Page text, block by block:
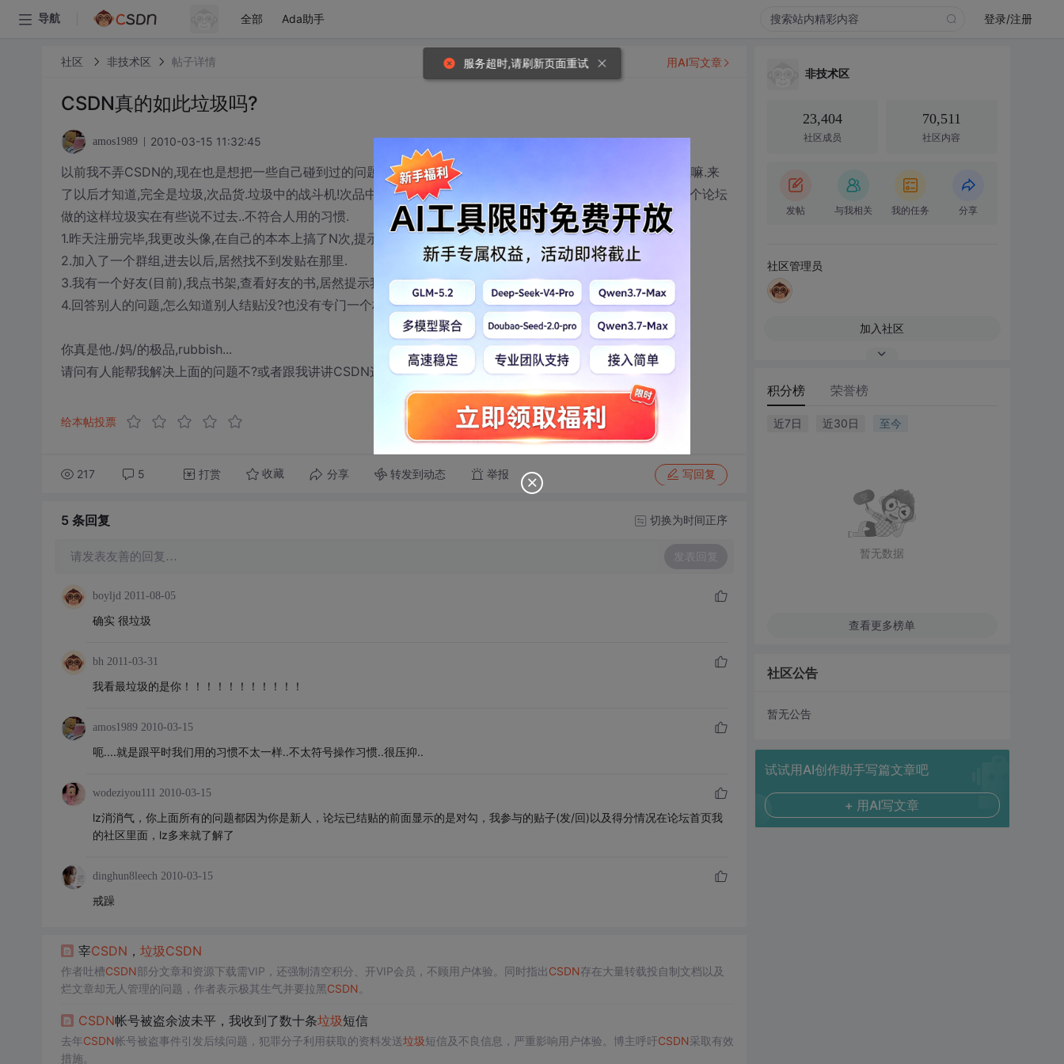
导航 全部 Ada助手 登录/注册
社区 非技术区 帖子详情
CSDN真的如此垃圾吗?
amos1989 2010-03-15 11:32:45
以前我不弄CSDN的,现在也是想把一些自己碰到过的问题都记下来,写在博客上.于是乎想到CSDN嘛,别人都说专业嘛.来
了以后才知道,完全是垃圾,次品货.垃圾中的战斗机!次品中的极品,若是其它行业的也就无所谓,亏你还是IT行业的,一个论坛
做的这样垃圾实在有些说不过去..不符合人用的习惯.
1.昨天注册完毕,我更改头像,在自己的本本上搞了N次,提示成功,可头像就是没变...
2.加入了一个群组,进去以后,居然找不到发贴在那里.
3.我有一个好友(目前),我点书架,查看好友的书,居然提示我没有任何好友,系统已经提示,别人已经同意加我好友了.
4.回答别人的问题,怎么知道别人结贴没?也没有专门一个栏目,查看我参与的贴子(发/回)以及得分情况.
你真是他./妈/的极品,rubbish...
请问有人能帮我解决上面的问题不?或者跟我讲讲CSDN这几个点是怎么样操作的?
给本帖投票
217 5 打赏 收藏 分享 转发到动态 举报 写回复
用AI写文章
5 条回复 切换为时间正序
请发表友善的回复… 发表回复
boyljd 2011-08-05
确实 很垃圾
bh 2011-03-31
我看最垃圾的是你！！！！！！！！！！！
amos1989 2010-03-15
呃....就是跟平时我们用的习惯不太一样..不太符号操作习惯..很压抑..
wodeziyou111 2010-03-15
lz消消气，你上面所有的问题都因为你是新人，论坛已结贴的前面显示的是对勾，我参与的贴子(发/回)以及得分情况在论坛首页我
的社区里面，lz多来就了解了
dinghun8leech 2010-03-15
戒躁
宰CSDN ， 垃圾CSDN
作者吐槽CSDN部分文章和资源下载需VIP，还强制清空积分、开VIP会员，不顾用户体验。同时指出CSDN存在大量转载投自制文档以及
烂文章却无人管理的问题，作者表示极其生气并要拉黑CSDN
CSDN帐号被盗余波未平，我收到了数十条垃圾短信
去年CSDN帐号被盗事件引发后续问题，犯罪分子利用获取的资料发送垃圾短信及不良信息，严重影响用户体验。博主呼吁CSDN采取有效
措施。
非技术区
23,404
社区成员
70,511
社区内容
发帖 与我相关 我的任务 分享
社区管理员
加入社区
积分榜 荣誉榜
近7日 近30日 至今
暂无数据
查看更多榜单
社区公告
暂无公告
试试用AI创作助手写篇文章吧
+ 用AI写文章
服务超时,请刷新页面重试